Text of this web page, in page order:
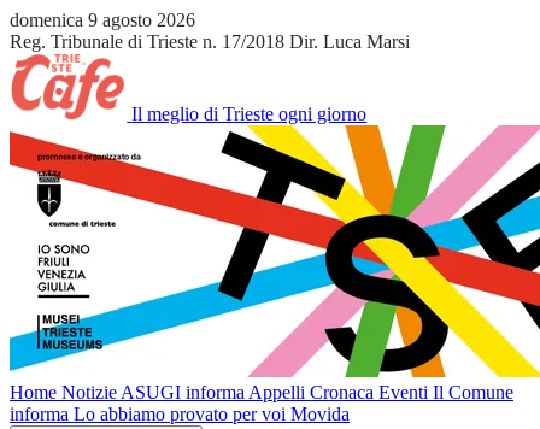
domenica 9 agosto 2026
Reg. Tribunale di Trieste n. 17/2018 Dir. Luca Marsi
Il meglio di Trieste ogni giorno
Home Notizie ASUGI informa Appelli Cronaca Eventi Il Comune
informa Lo abbiamo provato per voi Movida